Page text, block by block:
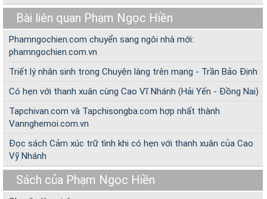
Bài liên quan Phạm Ngọc Hiền
Phamngochien.com chuyển sang ngôi nhà mới:
phamngochien.com.vn
Triết lý nhân sinh trong Chuyện làng trên mạng - Trần Bảo Định
Có hẹn với thanh xuân cùng Cao Vĩ Nhánh (Hải Yến - Đồng Nai)
Tapchivan.com và Tapchisongba.com hợp nhất thành
Vannghemoi.com.vn
Đọc sách Cảm xúc trữ tình khi có hẹn với thanh xuân của Cao
Vỹ Nhánh
Sách của Phạm Ngọc Hiền